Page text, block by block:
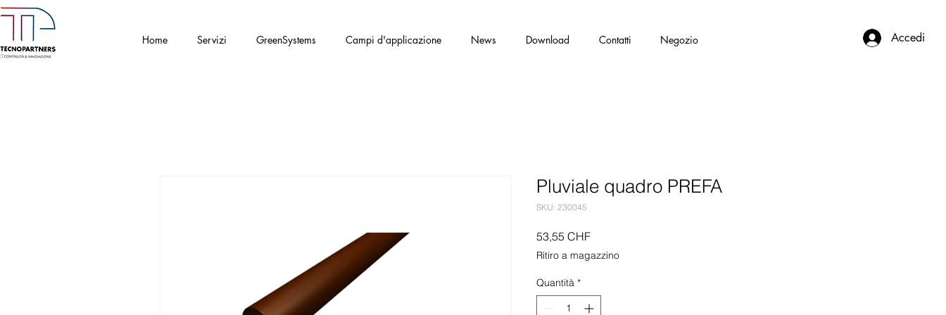
Home Servizi GreenSystems Campi d'applicazione News Download Contatti Negozio Accedi
Pluviale quadro PREFA
SKU: 230045
53,55 CHFPrezzo
Ritiro a magazzino
Quantità *